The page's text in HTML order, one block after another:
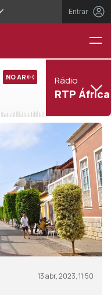
Entrar
NO AR Rádio
RTP África
13 abr, 2023, 11:50